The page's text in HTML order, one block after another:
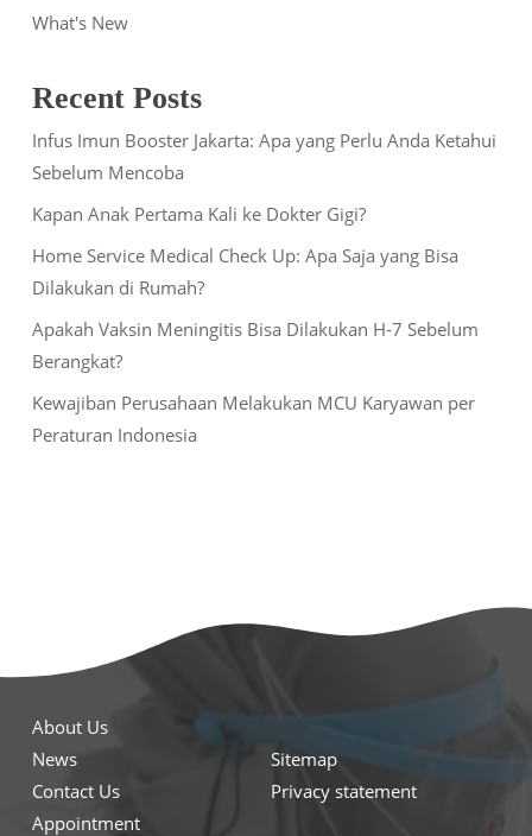
What's New
Recent Posts
Infus Imun Booster Jakarta: Apa yang Perlu Anda Ketahui
Sebelum Mencoba
Kapan Anak Pertama Kali ke Dokter Gigi?
Home Service Medical Check Up: Apa Saja yang Bisa
Dilakukan di Rumah?
Apakah Vaksin Meningitis Bisa Dilakukan H-7 Sebelum
Berangkat?
Kewajiban Perusahaan Melakukan MCU Karyawan per
Peraturan Indonesia
About Us
News
Contact Us
Appointment
Sitemap
Privacy statement